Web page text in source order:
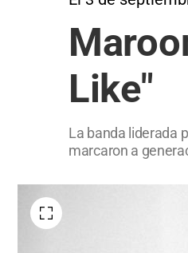
Like"
La banda liderada
marcaron a